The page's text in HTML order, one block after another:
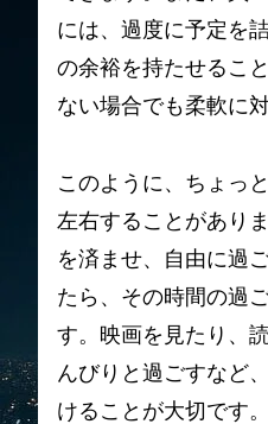
には、過度に予定を
の余裕を持たせるこ
ない場合でも柔軟に
このように、ちょっ
左右することがあり
を済ませ、自由に過
たら、その時間の過
す。映画を見たり、
んびりと過ごすなど
けることが大切です